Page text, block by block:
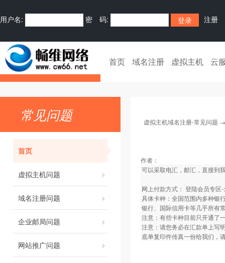
用户名: 密 码: 注册
首页 域名注册 虚拟主机 云
常见问题
首页
虚拟主机问题
域名注册问题
企业邮局问题
网站推广问题
虚拟主机域名注册-常见问题
作者：
可以采取电汇，邮汇，直接到
网上付款方式： 登陆会员专区
具体卡种：全国范围内多种银
银行、国际信用卡等几乎所有
注意：有些卡种目前只开通了
注意：请您务必在汇款单上写
底单复印件传真一份给我们，